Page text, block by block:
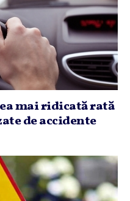
mai ridicată rată
de accidente